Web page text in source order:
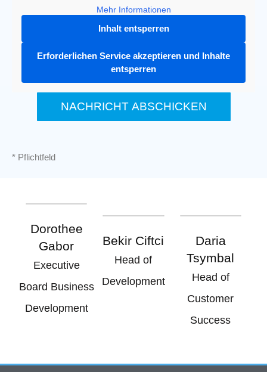
Mehr Informationen
Inhalt entsperren
Erforderlichen Service akzeptieren und Inhalte
entsperren
NACHRICHT ABSCHICKEN
* Pflichtfeld
Dorothee
Gabor
Executive
Board Business
Development
Bekir Ciftci
Head of
Development
Daria
Tsymbal
Head of
Customer
Success